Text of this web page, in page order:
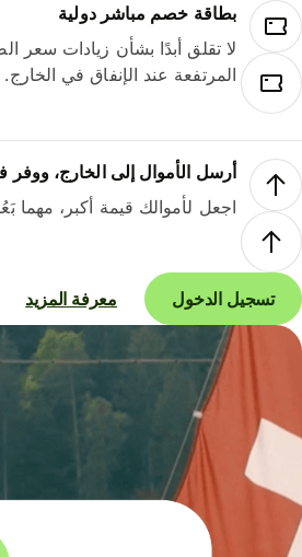
بطاقة خصم مباشر دولية
لا تقلق أبدًا بشأن زيادات سعر
المرتفعة عند الإنفاق في الخارج.
أرسل الأموال إلى الخارج، ووفر
اجعل لأموالك قيمة أكبر، مهما
تسجيل الدخول معرفة المزيد